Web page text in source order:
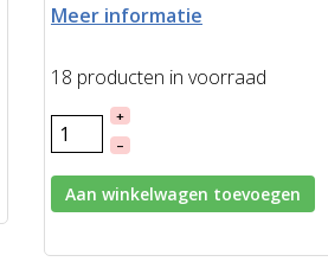
Meer informatie
18 producten in voorraad
+
–
Aan winkelwagen toevoegen